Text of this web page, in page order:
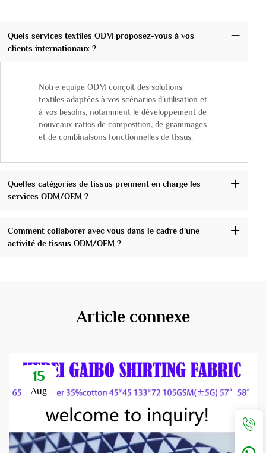
Quels services textiles ODM proposez-vous à vos
clients internationaux ?
Notre équipe ODM conçoit des solutions
textiles adaptées à vos scénarios d’utilisation et
à vos besoins, notamment le développement de
nouveaux ratios de composition, de grammages
et de combinaisons fonctionnelles de tissus.
Quelles catégories de tissus prennent en charge les
services ODM/OEM ?
Comment collaborer avec vous dans le cadre d’une
activité de tissus ODM/OEM ?
Article connexe
15
Aug